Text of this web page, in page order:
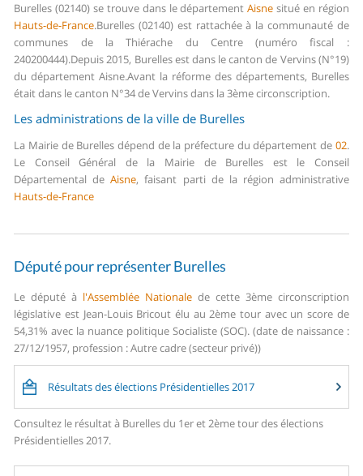
Burelles (02140) se trouve dans le départementAisne situé en région
Hauts-de-France.Burelles (02140) est rattachée à la communauté de
communes de la Thiérache du Centre (numéro fiscal :
240200444).Depuis 2015, Burelles est dans le canton de Vervins (N°19)
du département Aisne.Avant la réforme des départements, Burelles
était dans le canton N°34 de Vervins dans la 3ème circonscription.
Les administrations de la ville de Burelles
La Mairie de Burelles dépend de la préfecture du département de 02.
Le Conseil Général de la Mairie de Burelles est le Conseil
Départemental deAisne, faisant parti de la région administrative
Hauts-de-France
Député pour représenter Burelles
Le député à l'Assemblée Nationale de cette 3ème circonscription
législative est Jean-Louis Bricout élu au 2ème tour avec un score de
54,31% avec la nuance politique Socialiste (SOC). (date de naissance :
27/12/1957, profession : Autre cadre (secteur privé))
Résultats des élections Présidentielles 2017
Consultez le résultat à Burelles du 1er et 2ème tour des élections
Présidentielles 2017.